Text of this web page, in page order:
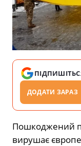
ДОДАТИ ЗАРАЗ
Пошкоджений
вирушає